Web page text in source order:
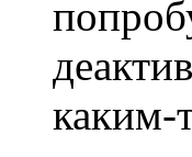
каким-